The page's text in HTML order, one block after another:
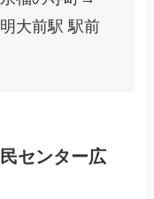
大前駅 駅前
センター広